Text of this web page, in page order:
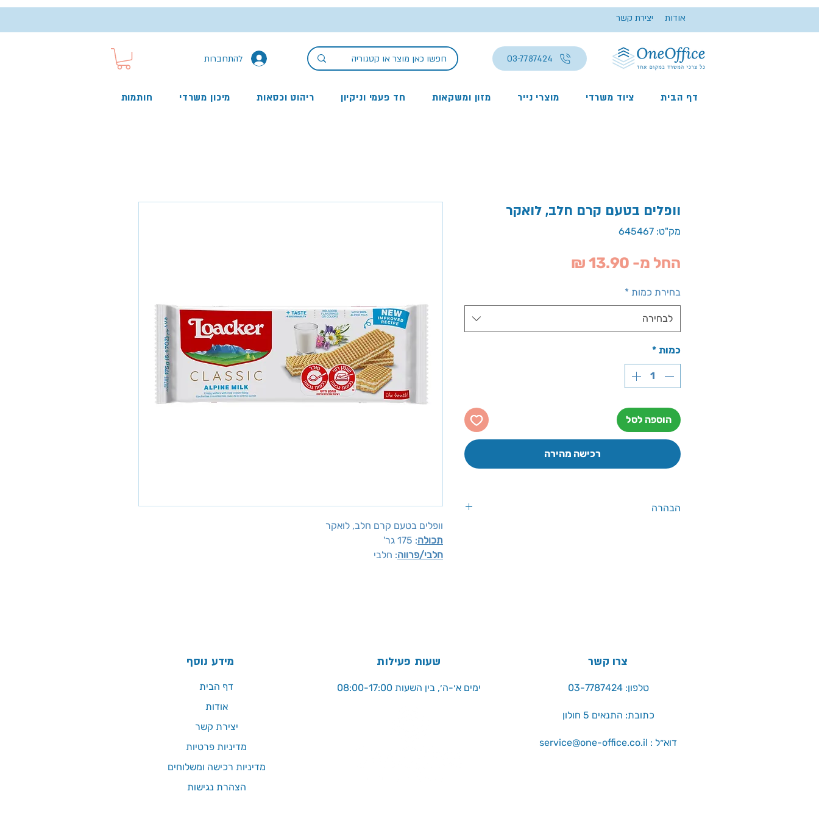
יצירת קשר אודות
להתחברות 03-7787424
דף הבית ציוד משרדי מוצרי נייר מזון ומשקאות חד פעמי וניקיון ריהוט וכסאות מיכון משרדי חותמות
וופלים בטעם קרם חלב, לואקר
תכולה: 175 גר'
חלבי/פרווה: חלבי
וופלים בטעם קרם חלב, לואקר
מק"ט: 645467
החל מ- 13.90 ₪
בחירת כמות *
לבחירה
כמות *
הוספה לסל
רכישה מהירה
הבהרה
מידע נוסף שעות פעילות
ימים א׳-ה׳, בין השעות 08:00-17:00
צרו קשר
טלפון: 03-7787424
כתובת: התנאים 5 חולון
service@one-office.co.il : דוא״ל
דף הבית
אודות
יצירת קשר
מדיניות פרטיות
מדיניות רכישה ומשלוחים
הצהרת נגישות